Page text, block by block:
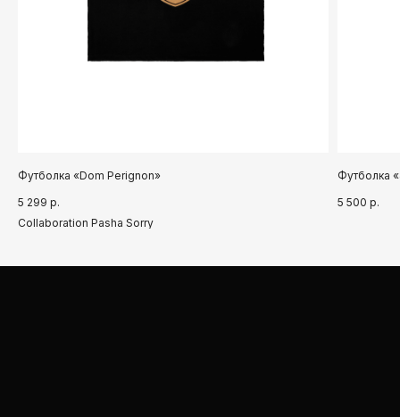
Футболка «Dom Perignon»
5 299 р.
Collaboration Pasha Sorry
Футболка
5 500 р.